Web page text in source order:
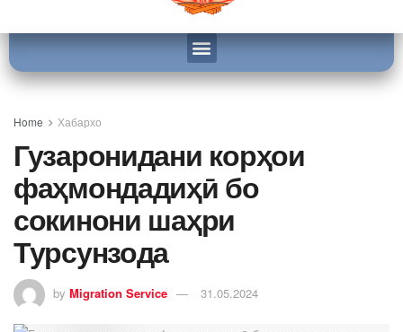
Home Хабархо
Гузаронидани корҳои
фаҳмондадиҳӣ бо
сокинони шаҳри
Турсунзода
by Migration Service 31.05.2024